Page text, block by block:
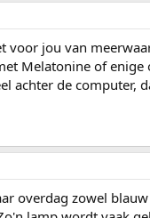
voor jou van
Melatonine of enige
achter de computer,
overdag zowel